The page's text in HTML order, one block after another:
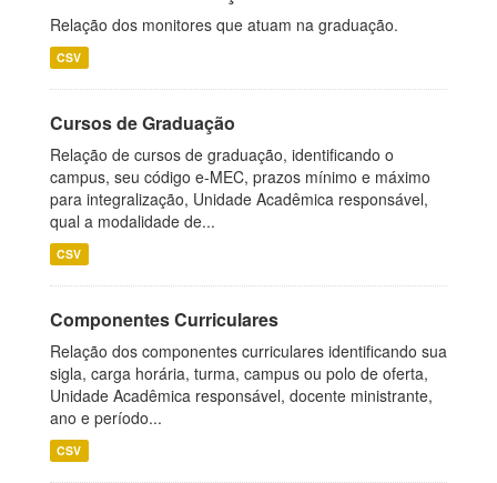
Relação dos monitores que atuam na graduação.
CSV
Cursos de Graduação
Relação de cursos de graduação, identificando o
campus, seu código e-MEC, prazos mínimo e máximo
para integralização, Unidade Acadêmica responsável,
qual a modalidade de...
CSV
Componentes Curriculares
Relação dos componentes curriculares identificando sua
sigla, carga horária, turma, campus ou polo de oferta,
Unidade Acadêmica responsável, docente ministrante,
ano e período...
CSV